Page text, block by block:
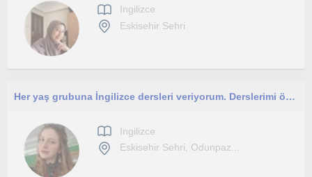
Ingilizce
Eskisehir Sehri
Her yaş grubuna İngilizce dersleri veriyorum. Derslerimi öğrencinin hedeflerine göre planlıyorum.
Ingilizce
Eskisehir Sehri, Odunpaz...